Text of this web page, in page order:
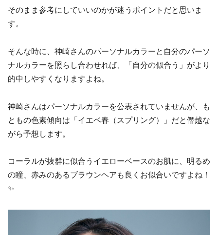
そのまま参考にしていいのかが迷うポイントだと思いま
す。
そんな時に、神崎さんのパーソナルカラーと自分のパーソ
ナルカラーを照らし合わせれば、「自分の似合う」がより
的中しやすくなりますよね。
神崎さんはパーソナルカラーを公表されていませんが、も
ともの色素傾向は「イエベ春（スプリング）」だと僭越な
がら予想します。
コーラルが抜群に似合うイエローベースのお肌に、明るめ
の瞳、赤みのあるブラウンヘアも良くお似合いですよね！
✨